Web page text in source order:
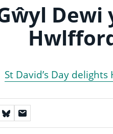
St David’s Day